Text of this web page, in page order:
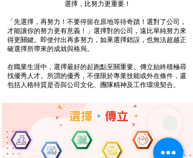
選擇，比努力更重要！
「先選擇，再努力！不要停留在原地等待奇蹟！選對了公司，
才能讓你的努力更有意義！」選擇對的公司，遠比單純努力來
得更關鍵。即使付出再多努力，如果選擇錯誤，也無法超越正
確選擇所帶來的成就與格局。
在職業生涯中，選擇最好的起跑點至關重要。傳立始終積極尋
找優秀人才。所謂的優秀，不僅限於專業技能或外在條件，還
包括人格特質是否與公司文化、團隊精神及工作環境契合。